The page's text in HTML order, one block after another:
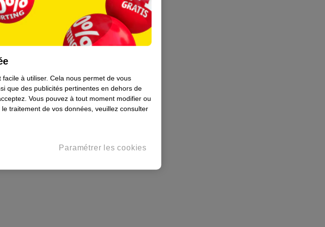
de l’entreprise
durable
à utiliser. Cela nous permet de vous
que des publicités pertinentes en dehors de
Vous pouvez à tout moment modifier ou
traitement de vos données, veuillez consulter
Paramétrer les cookies